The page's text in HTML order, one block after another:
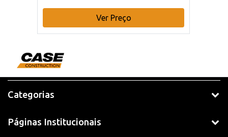
Ver Preço
Categorias
Páginas Institucionais